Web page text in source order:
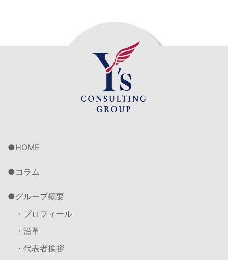
HOME
コラム
グループ概要
・プロフィール
・沿革
・代表者挨拶